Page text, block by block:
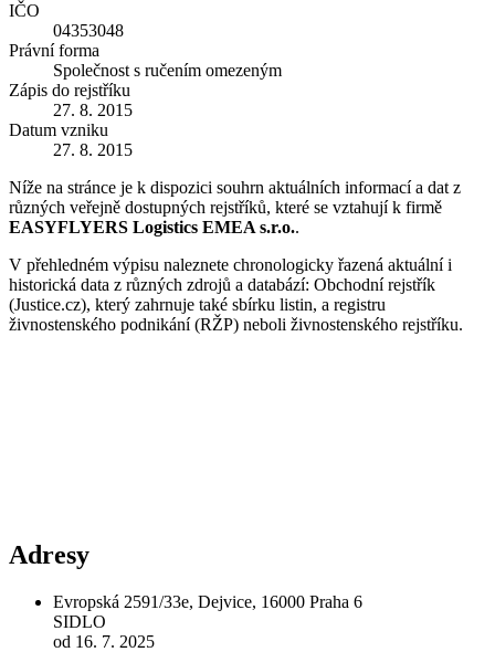
IČO
04353048
Právní forma
Společnost s ručením omezeným
Zápis do rejstříku
27. 8. 2015
Datum vzniku
27. 8. 2015
Níže na stránce je k dispozici souhrn aktuálních informací a dat z
různých veřejně dostupných rejstříků, které se vztahují k firmě
EASYFLYERS Logistics EMEA s.r.o..
V přehledném výpisu naleznete chronologicky řazená aktuální i
historická data z různých zdrojů a databází: Obchodní rejstřík
(Justice.cz), který zahrnuje také sbírku listin, a registru
živnostenského podnikání (RŽP) neboli živnostenského rejstříku.
Adresy
Evropská 2591/33e, Dejvice, 16000 Praha 6
SIDLO
od 16. 7. 2025